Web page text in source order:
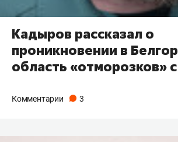
Кадыров рассказал о
проникновении в
область «отморозков»
Комментарии 3